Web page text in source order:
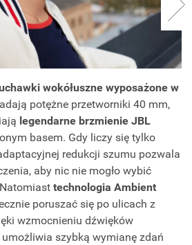
wokółuszne wyposażone w
potężne przetworniki 40 mm,
legendarne brzmienie JBL
basem. Gdy liczy się tylko
redukcji szumu pozwala
aby nic nie mogło wybić
technologia Ambient
poruszać się po ulicach z
wzmocnieniu dźwięków
umożliwia szybką wymianę zdań